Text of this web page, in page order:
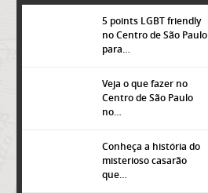
5 points LGBT friendly
no Centro de São Paulo
para…
Veja o que fazer no
Centro de São Paulo
no…
Conheça a história do
misterioso casarão
que…